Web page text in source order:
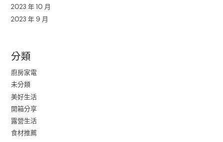
2023 年 10 月
2023 年 9 月
分類
廚房家電
未分類
美好生活
開箱分享
露營生活
食材推薦